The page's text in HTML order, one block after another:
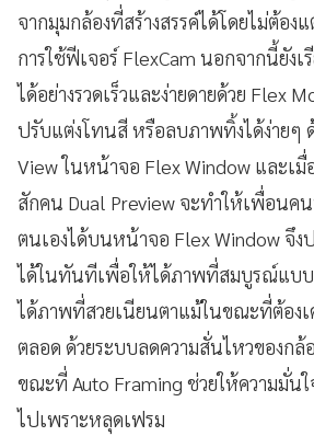
จากมุมกล้องที่สร้างสรรค์ได้โดยไม่ต้อง
การใช้ฟีเจอร์ FlexCam นอกจากนี้ยัง
ได้อย่างรวดเร็วและง่ายดายด้วย Flex
ปรับแต่งโทนสี หรือลบภาพทิ้งได้ง่ายๆ
View ในหน้าจอ Flex Window และเ
สักคน Dual Preview จะทำให้เพื่อน
ตนเองได้บนหน้าจอ Flex Window จึง
ได้ในทันทีเพื่อให้ได้ภาพที่สมบูรณ์แบบ
ได้ภาพที่สวยเนียนตาแม้ในขณะที่ต้อง
ตลอด ด้วยระบบลดความสั่นไหวของกล้
ขณะที่ Auto Framing ช่วยให้ความมั่น
ไปเพราะหลุดเฟรม